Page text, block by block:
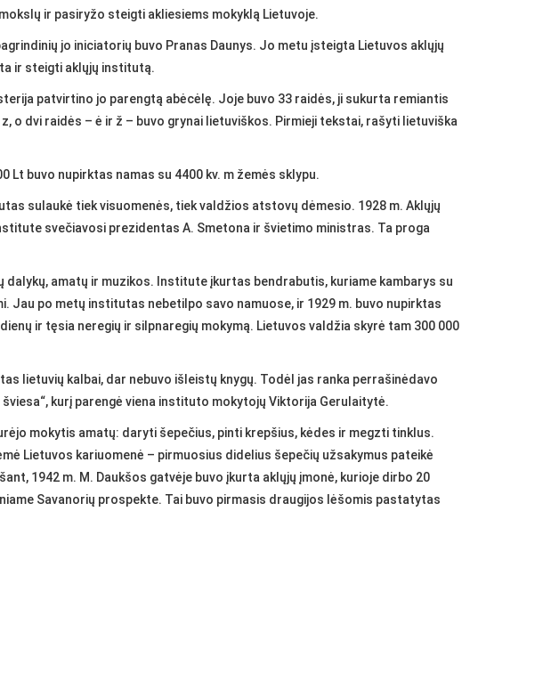
ir pasiryžo steigti akliesiems mokyklą Lietuvoje.
jo iniciatorių buvo Pranas Daunys. Jo metu įsteigta Lietuvos aklųjų
ir steigti aklųjų institutą.
patvirtino jo parengtą abėcėlę. Joje buvo 33 raidės, ji sukurta remiantis
o dvi raidės – ė ir ž – buvo grynai lietuviškos. Pirmieji tekstai, rašyti lietuviška
buvo nupirktas namas su 4400 kv. m žemės sklypu.
sulaukė tiek visuomenės, tiek valdžios atstovų dėmesio. 1928 m. Aklųjų
svečiavosi prezidentas A. Smetona ir švietimo ministras. Ta proga
amatų ir muzikos. Institute įkurtas bendrabutis, kuriame kambarys su
Jau po metų institutas nebetilpo savo namuose, ir 1929 m. buvo nupirktas
ir tęsia neregių ir silpnaregių mokymą. Lietuvos valdžia skyrė tam 300 000
lietuvių kalbai, dar nebuvo išleistų knygų. Todėl jas ranka perrašinėdavo
kurį parengė viena instituto mokytojų Viktorija Gerulaitytė.
mokytis amatų: daryti šepečius, pinti krepšius, kėdes ir megzti tinklus.
Lietuvos kariuomenė – pirmuosius didelius šepečių užsakymus pateikė
1942 m. M. Daukšos gatvėje buvo įkurta aklųjų įmonė, kurioje dirbo 20
Savanorių prospekte. Tai buvo pirmasis draugijos lėšomis pastatytas